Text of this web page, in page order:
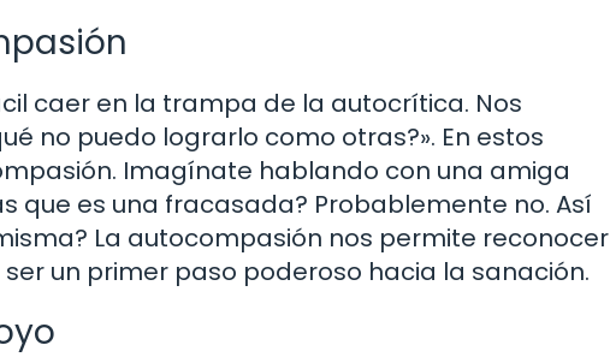
caer en la trampa de la autocrítica. Nos
no puedo lograrlo como otras?». En estos
Imagínate hablando con una amiga
que es una fracasada? Probablemente no. Así
La autocompasión nos permite reconocer
un primer paso poderoso hacia la sanación.